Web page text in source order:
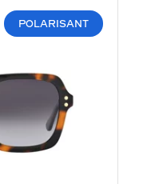
POLARISANT